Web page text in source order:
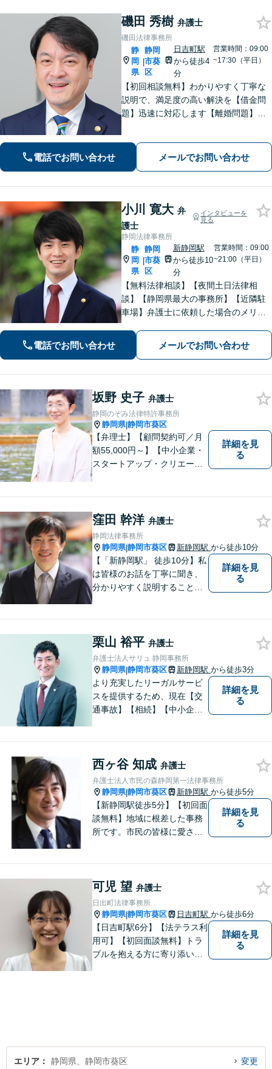
磯田 秀樹 弁護士
磯田法律事務所
静
岡
県
|
静岡
市葵
区
日吉町駅
から徒歩4
分
営業時間：09:00
~17:30（平日）
【初回相談無料】わかりやすく丁寧な
説明で、満足度の高い解決を【借金問
題】迅速に対応します【離婚問題】ご
題】交渉・調停・審判など全フェーズ
対応【完全個室で対応】
電話でお問い合わせ メールでお問い合わせ
小川 寛大 弁
護士
インタビューを
見る
静岡法律事務所
静
岡
県
|
静岡
市葵
区
新静岡駅
から徒歩10
分
営業時間：09:00
~21:00（平日）
【無料法律相談】【夜間土日法律相
談】【静岡県最大の事務所】【近隣駐
車場】弁護士に依頼した場合のメリッ
電話でお問い合わせ メールでお問い合わせ
坂野 史子 弁護士
静岡のぞみ法律特許事務所
静岡県|静岡市葵区
【弁理士】【顧問契約可／月
額55,000円～】【中小企業・
スタートアップ・クリエータ
標、著作権、不正競争防止法
の専門知識・経験豊富」「リ
ーガルフォースの高精度契約
書チェック」
詳細を見
る
窪田 幹洋 弁護士
静岡法律事務所
静岡県|静岡市葵区 新静岡駅 から徒歩10分
【「新静岡駅」 徒歩10分】私
は皆様のお話を丁寧に聞き、
分かりやすく説明することを
す。 どんな些細なことでも結
構ですので、お気軽にご相談
ください。
詳細を見
る
栗山 裕平 弁護士
弁護士法人サリュ 静岡事務所
静岡県|静岡市葵区 新静岡駅 から徒歩3分
より充実したリーガルサービ
スを提供するため、現在【交
通事故】【相続】【中小企業
市での豊富な弁護士経験と多
数の解決実績がございます。
詳細を見
る
西ヶ谷 知成 弁護士
弁護士法人市民の森静岡第一法律事務所
静岡県|静岡市葵区 新静岡駅 から徒歩5分
【新静岡駅徒歩5分】【初回面
談無料】地域に根差した事務
所です。市民の皆様に愛され
軽にご連絡ください。
詳細を見
る
可児 望 弁護士
日出町法律事務所
静岡県|静岡市葵区 日吉町駅 から徒歩6分
【日吉町駅6分】【法テラス利
用可】【初回面談無料】トラ
ブルを抱える方に寄り添い、
詳細を見
る
エリア 静岡県、静岡市葵区 変更